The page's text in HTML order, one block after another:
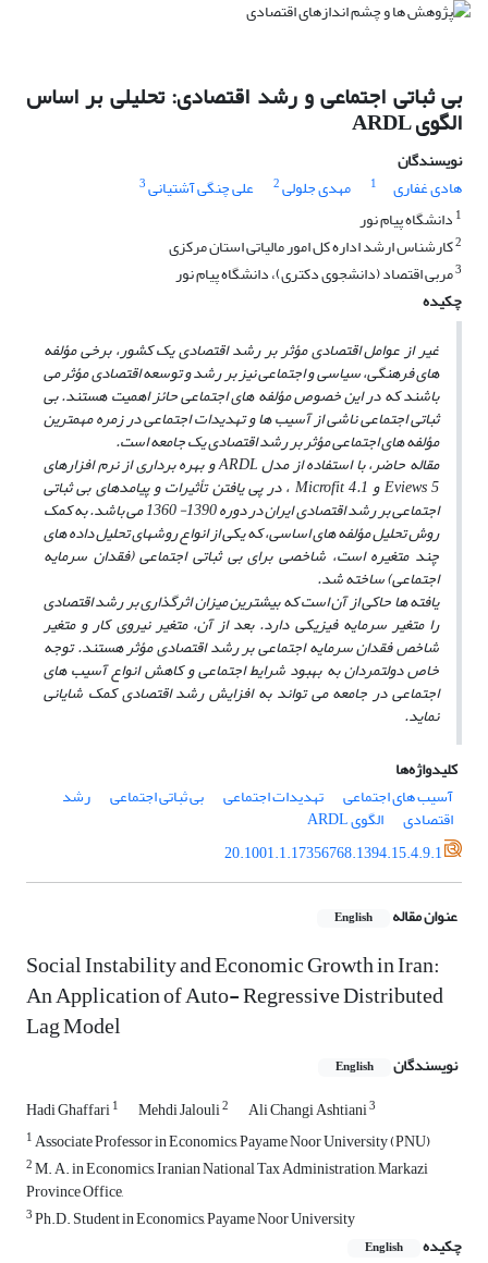
بی ثباتی اجتماعی و رشد اقتصادی: تحلیلی بر اساس
الگوی ARDL
نویسندگان
هادی غفاری
1 مهدی جلولی2 علی چنگی آشتیانی3
1 دانشگاه پیام نور
2کارشناس ارشد اداره کل امور مالیاتی استان مرکزی
3مربی اقتصاد (دانشجوی دکتری)، دانشگاه پیام نور
چکیده
غیر از عوامل اقتصادی مؤثر بر رشد اقتصادی یک کشور، برخی مؤلفه
های فرهنگی، سیاسی و اجتماعی نیز بر رشد و توسعه اقتصادی مؤثر می
باشند که در این خصوص مؤلفه های اجتماعی حائز اهمیت هستند. بی
ثباتی اجتماعی ناشی از آسیب ها و تهدیدات اجتماعی در زمره مهمترین
مؤلفه های اجتماعی مؤثر بر رشد اقتصادی یک جامعه است.
مقاله حاضر، با استفاده از مدلARDLو بهره برداری از نرم افزارهای
Eviews 5وMicrofit 4.1 ، در پی یافتن تأثیرات و پیامدهای بی ثباتی
اجتماعی بر رشد اقتصادی ایران در دوره 1390- 1360 می باشد. به کمک
روش تحلیل مؤلفه های اساسی، که یکی از انواع روشهای تحلیل داده های
چند متغیره است، شاخصی برای بی ثباتی اجتماعی (فقدان سرمایه
اجتماعی) ساخته شد.
یافته ها حاکی از آن است که بیشترین میزان اثرگذاری بر رشد اقتصادی
را متغیر سرمایه فیزیکی دارد. بعد از آن، متغیر نیروی کار و متغیر
شاخص فقدان سرمایه اجتماعی بر رشد اقتصادی مؤثر هستند. توجه
خاص دولتمردان به بهبود شرایط اجتماعی و کاهش انواع آسیب های
اجتماعی در جامعه می تواند به افزایش رشد اقتصادی کمک شایانی
نماید.
کلیدواژه‌ها
آسیب های اجتماعی
تهدیدات اجتماعی بی ثباتی اجتماعی رشد
اقتصادی
الگوی ARDL
20.1001.1.17356768.1394.15.4.9.1
عنوان مقاله English
Social Instability and Economic Growth in Iran:
An Application of Auto- Regressive Distributed
Lag Model
نویسندگان English
Hadi Ghaffari1 Mehdi Jalouli2 Ali Changi Ashtiani3
1Associate Professor in Economics, Payame Noor University (PNU)
2M. A. in Economics, Iranian National Tax Administration, Markazi
Province Office,
3Ph.D. Student in Economics, Payame Noor University
چکیده
English